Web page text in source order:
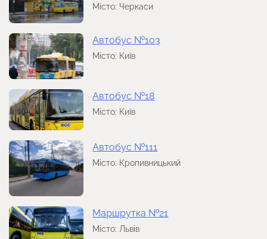
Місто: Черкаси
Автобус №103
Місто: Київ
Автобус №18
Місто: Київ
Автобус №111
Місто: Кропивницький
Маршрутка №21
Місто: Львів